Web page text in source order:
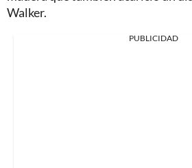
Walker.
PUBLICIDAD